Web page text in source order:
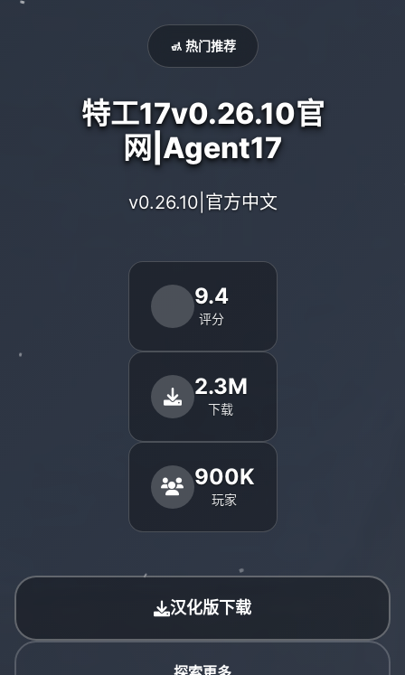
🚮 热门推荐
特工17v0.26.10官
网|Agent17
v0.26.10|官方中文
9.4
评分
2.3M
下载
900K
玩家
汉化版下载